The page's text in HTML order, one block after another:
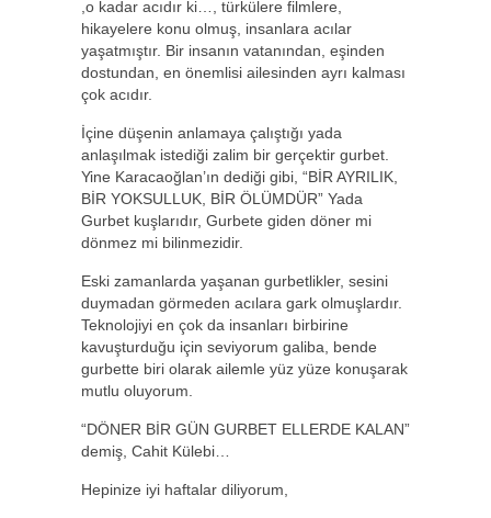
,o kadar acıdır ki…, türkülere filmlere,
hikayelere konu olmuş, insanlara acılar
yaşatmıştır. Bir insanın vatanından, eşinden
dostundan, en önemlisi ailesinden ayrı kalması
çok acıdır.
İçine düşenin anlamaya çalıştığı yada
anlaşılmak istediği zalim bir gerçektir gurbet.
Yine Karacaoğlan’ın dediği gibi, “BİR AYRILIK,
BİR YOKSULLUK, BİR ÖLÜMDÜR” Yada
Gurbet kuşlarıdır, Gurbete giden döner mi
dönmez mi bilinmezidir.
Eski zamanlarda yaşanan gurbetlikler, sesini
duymadan görmeden acılara gark olmuşlardır.
Teknolojiyi en çok da insanları birbirine
kavuşturduğu için seviyorum galiba, bende
gurbette biri olarak ailemle yüz yüze konuşarak
mutlu oluyorum.
“DÖNER BİR GÜN GURBET ELLERDE KALAN”
demiş, Cahit Külebi…
Hepinize iyi haftalar diliyorum,